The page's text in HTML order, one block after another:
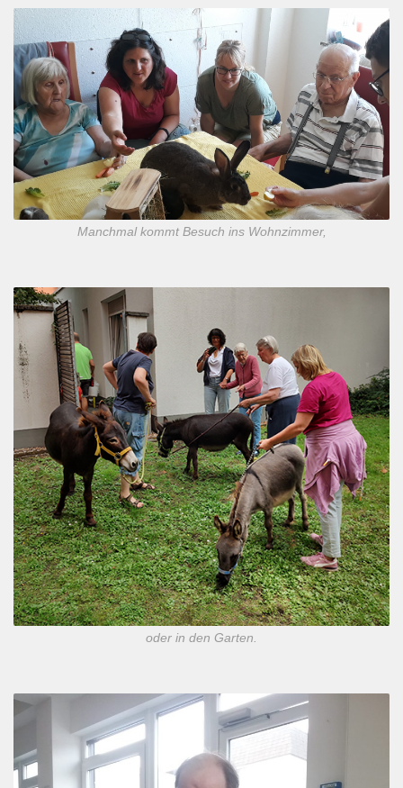
Manchmal kommt Besuch ins Wohnzimmer,
oder in den Garten.